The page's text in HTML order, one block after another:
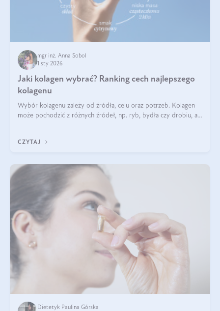
mgr inż. Anna Sobol
1 sty 2026
Jaki kolagen wybrać? Ranking cech najlepszego
kolagenu
Wybór kolagenu zależy od źródła, celu oraz potrzeb. Kolagen
może pochodzić z różnych źródeł, np. ryb, bydła czy drobiu, a
bydlęcy.
CZYTAJ
Dietetyk Paulina Górska